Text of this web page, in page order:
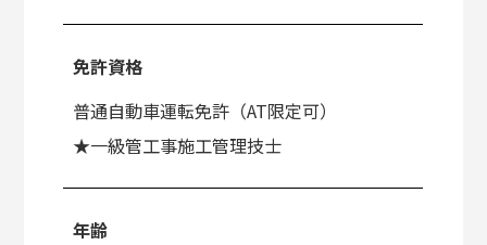
免許資格
普通自動車運転免許（AT限定可）
★一級管工事施工管理技士
年齢